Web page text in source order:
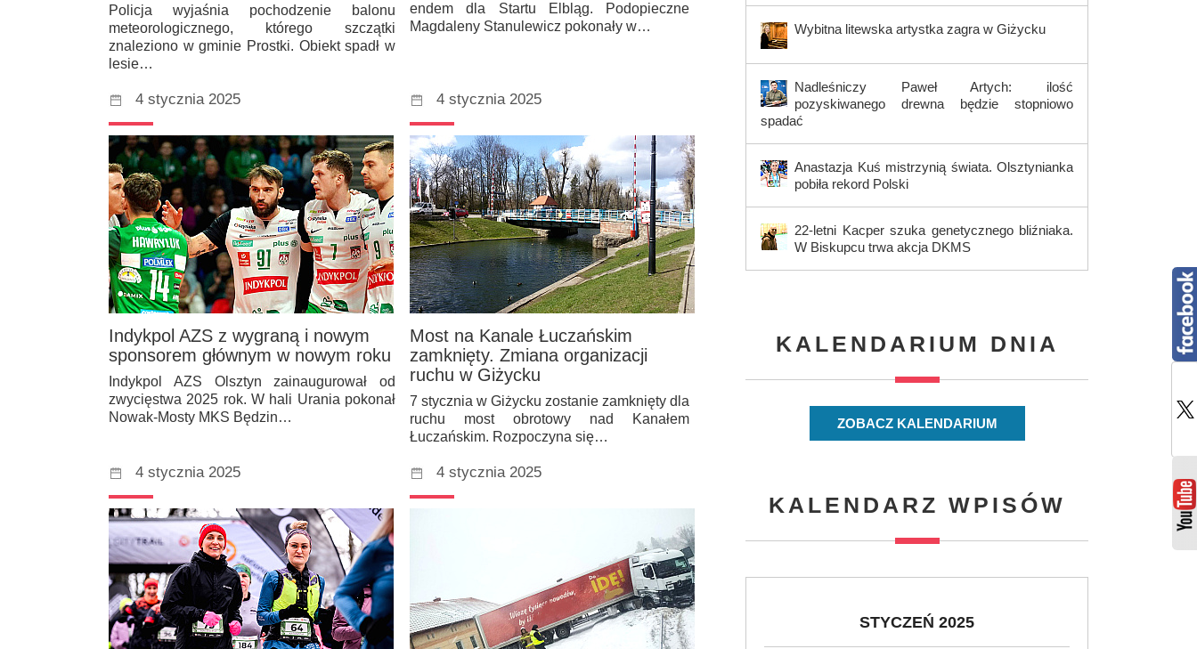
Policja wyjaśnia pochodzenie balonu
meteorologicznego, którego szczątki
znaleziono w gminie Prostki. Obiekt spadł w
lesie…
endem dla Startu Elbląg. Podopieczne
Magdaleny Stanulewicz pokonały w…
4 stycznia 2025
Indykpol AZS z wygraną i nowym
sponsorem głównym w nowym roku
Indykpol AZS Olsztyn zainaugurował od
zwycięstwa 2025 rok. W hali Urania pokonał
Nowak-Mosty MKS Będzin…
4 stycznia 2025
Most na Kanale Łuczańskim
zamknięty. Zmiana organizacji
ruchu w Giżycku
7 stycznia w Giżycku zostanie zamknięty dla
ruchu most obrotowy nad Kanałem
Łuczańskim. Rozpoczyna się…
4 stycznia 2025 4 stycznia 2025
Wybitna litewska artystka zagra w Giżycku
Nadleśniczy Paweł Artych: ilość
pozyskiwanego drewna będzie stopniowo
spadać
Anastazja Kuś mistrzynią świata. Olsztynianka
pobiła rekord Polski
22-letni Kacper szuka genetycznego bliźniaka.
W Biskupcu trwa akcja DKMS
KALENDARIUM DNIA
ZOBACZ KALENDARIUM
KALENDARZ WPISÓW
STYCZEŃ 2025